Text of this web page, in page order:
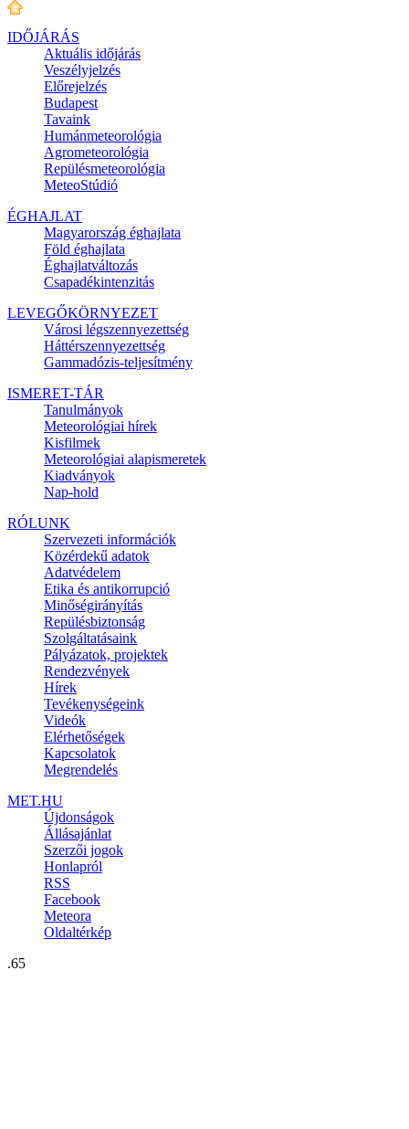
IDŐJÁRÁS
Aktuális időjárás
Veszélyjelzés
Előrejelzés
Budapest
Tavaink
Humánmeteorológia
Agrometeorológia
Repülésmeteorológia
MeteoStúdió
ÉGHAJLAT
Magyarország éghajlata
Föld éghajlata
Éghajlatváltozás
Csapadékintenzitás
LEVEGŐKÖRNYEZET
Városi légszennyezettség
Háttérszennyezettség
Gammadózis-teljesítmény
ISMERET-TÁR
Tanulmányok
Meteorológiai hírek
Kisfilmek
Meteorológiai alapismeretek
Kiadványok
Nap-hold
RÓLUNK
Szervezeti információk
Közérdekű adatok
Adatvédelem
Etika és antikorrupció
Minőségirányítás
Repülésbiztonság
Szolgáltatásaink
Pályázatok, projektek
Rendezvények
Hírek
Tevékenységeink
Videók
Elérhetőségek
Kapcsolatok
Megrendelés
MET.HU
Újdonságok
Állásajánlat
Szerzői jogok
Honlapról
RSS
Facebook
Meteora
Oldaltérkép
.65